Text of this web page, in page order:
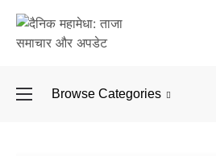
Browse Categories